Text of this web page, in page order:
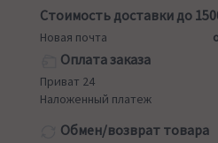
Стоимость доставки до
Новая почта
Оплата заказа
Приват 24
Наложенный платеж
Обмен/возврат товара